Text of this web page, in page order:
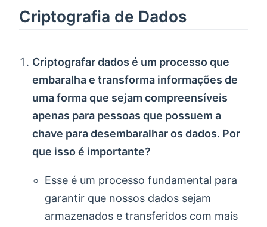
Criptografia de Dados
Criptografar dados é um processo que
embaralha e transforma informações de
uma forma que sejam compreensíveis
apenas para pessoas que possuem a
chave para desembaralhar os dados. Por
que isso é importante?
Esse é um processo fundamental para
garantir que nossos dados sejam
armazenados e transferidos com mais